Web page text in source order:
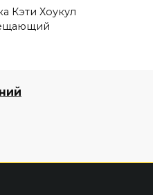
Кэти Хоукул